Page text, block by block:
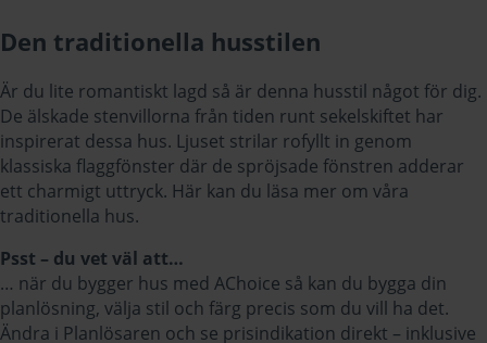
Den traditionella husstilen
Är du lite romantiskt lagd så är denna husstil något för dig.
De älskade stenvillorna från tiden runt sekelskiftet har
inspirerat dessa hus. Ljuset strilar rofyllt in genom
klassiska flaggfönster där de spröjsade fönstren adderar
ett charmigt uttryck. Här kan du läsa mer om våra
traditionella hus.
Psst – du vet väl att…
… när du bygger hus med AChoice så kan du bygga din
planlösning, välja stil och färg precis som du vill ha det.
Ändra i Planlösaren och se prisindikation direkt – inklusive